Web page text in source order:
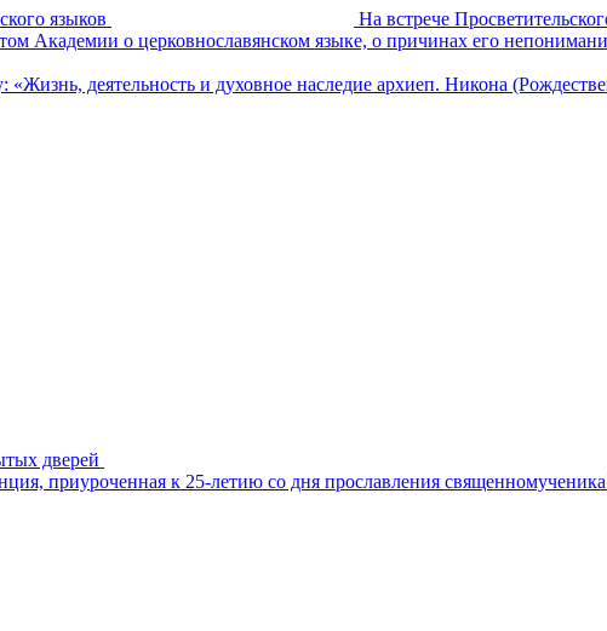
языков
На встрече
Академии о церковнославянском языке, о причинах его
деятельность и духовное наследие архиеп. Никона
дверей
приуроченная к 25-летию со дня прославления